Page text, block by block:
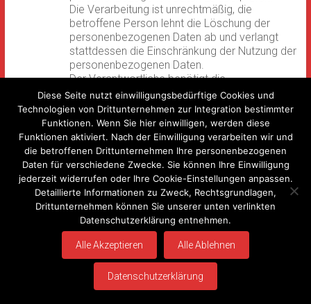
Die Verarbeitung ist unrechtmäßig, die
betroffene Person lehnt die Löschung der
personenbezogenen Daten ab und verlangt
stattdessen die Einschränkung der Nutzung der
personenbezogenen Daten.
Der Verantwortliche benötigt die
personenbezogenen Daten für die Zwecke der
Verarbeitung nicht länger, die betroffene
Person benötigt sie jedoch zur
Geltendmachung, Ausübung oder Verteidigung
von Rechtsansprüchen.
Die betroffene Person hat Widerspruch gegen
die Verarbeitung gem. Art. 21 Abs. 1 DS-GVO
eingelegt und es steht noch nicht fest, ob die
berechtigten Gründe des Verantwortlichen
gegenüber denen der betroffenen Person
überwiegen.
Sofern eine der oben genannten Voraussetzungen
gegeben ist und eine betroffene Person die
Einschränkung von personenbezogenen Daten, die
Diese Seite nutzt einwilligungsbedürftige Cookies und
Technologien von Drittunternehmen zur Integration bestimmter
Funktionen. Wenn Sie hier einwilligen, werden diese
Funktionen aktiviert. Nach der Einwilligung verarbeiten wir und
die betroffenen Drittunternehmen Ihre personenbezogenen
Daten für verschiedene Zwecke. Sie können Ihre Einwilligung
jederzeit widerrufen oder Ihre Cookie-Einstellungen anpassen.
Detaillierte Informationen zu Zweck, Rechtsgrundlagen,
Drittunternehmen können Sie unserer unten verlinkten
Datenschutzerklärung entnehmen.
Alle Akzeptieren Alle Ablehnen
Datenschutzerklärung